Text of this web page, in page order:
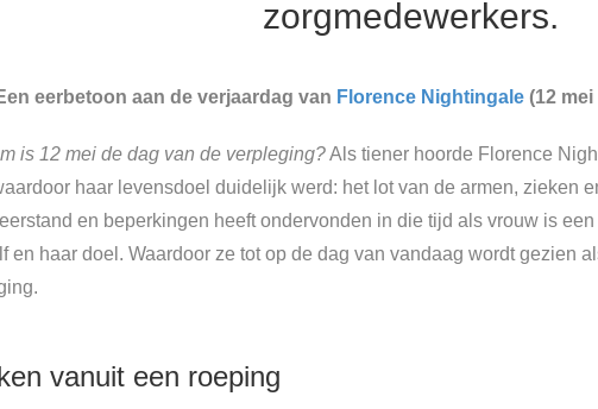
zorgmedewerkers.
eerbetoon aan de verjaardag van Florence Nightingale (12
is 12 mei de dag van de verpleging?Als tiener hoorde Florence
haar levensdoel duidelijk werd: het lot van de armen, zieken
en beperkingen heeft ondervonden in die tijd als vrouw is
en haar doel. Waardoor ze tot op de dag van vandaag wordt gezien
vanuit een roeping